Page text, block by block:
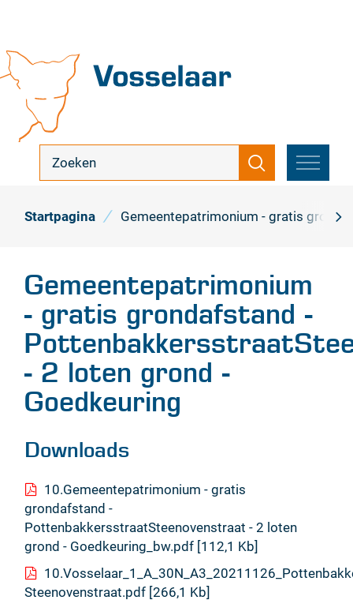
inhoud
Vosselaar
zoek
Zoeken
MENU
Startpagina Gemeentepatrimonium - gratis
Gemeentepatrimonium
- gratis grondafstand -
- 2 loten grond -
Goedkeuring
Downloads
10.Gemeentepatrimonium - gratis
grondafstand -
PottenbakkersstraatSteenovenstraat - 2 loten
grond - Goedkeuring_bw.pdf 112,1 Kb
Steenovenstraat.pdf 266,1 Kb